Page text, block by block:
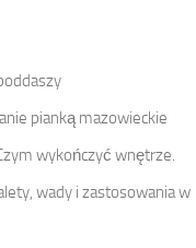
pianką mazowieckie
wykończyć wnętrze.
wady i zastosowania w